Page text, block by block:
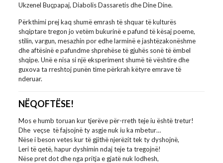
Ukzenel Buçpapaj, Diabolis Dassaretis dhe Dine Dine.
Përkthimi prej kaq shumë emrash të shquar të kulturës
shqiptare tregon jo vetëm bukurinë e pafund të kësaj poeme,
stilin, vargun, mesazhin por edhe larminë e jashtëzakonëshme
dhe aftësinë e pafundme shprehëse të gjuhës sonë të ëmbel
shqipe. Unë e nisa si një eksperiment shumë të vështire dhe
guxova ta rreshtoj punën time përkrah këtyre emrave të
nderuar.
NËQOFTËSE!
Mos e humb toruan kur tjerëve për-rreth teje iu është tretur!
Dhe veçse të fajsojnë ty asgje nuk iu ka mbetur…
Nëse i beson vetes kur të gjithë njerëzit tek ty dyshojnë,
Leri të qetë, hapur dyshimin ndaj teje ta tregojnë!
Nëse pret dot dhe nga pritja e gjatë nuk lodhesh,